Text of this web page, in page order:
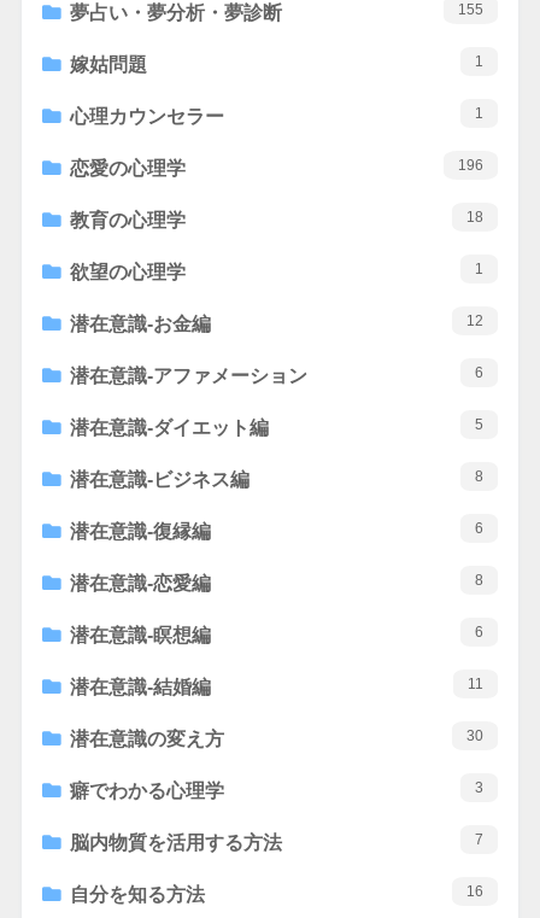
夢占い・夢分析・夢診断 155
嫁姑問題 1
心理カウンセラー 1
恋愛の心理学 196
教育の心理学 18
欲望の心理学 1
潜在意識-お金編 12
潜在意識-アファメーション 6
潜在意識-ダイエット編 5
潜在意識-ビジネス編 8
潜在意識-復縁編 6
潜在意識-恋愛編 8
潜在意識-瞑想編 6
潜在意識-結婚編 11
潜在意識の変え方 30
癖でわかる心理学 3
脳内物質を活用する方法 7
自分を知る方法 16